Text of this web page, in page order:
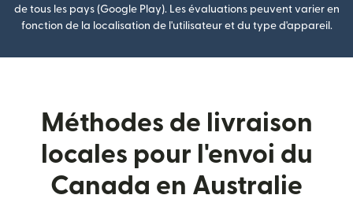
de tous les pays (Google Play). Les évaluations peuvent varier en
fonction de la localisation de l'utilisateur et du type d'appareil.
Méthodes de livraison
locales pour l'envoi du
Canada en Australie